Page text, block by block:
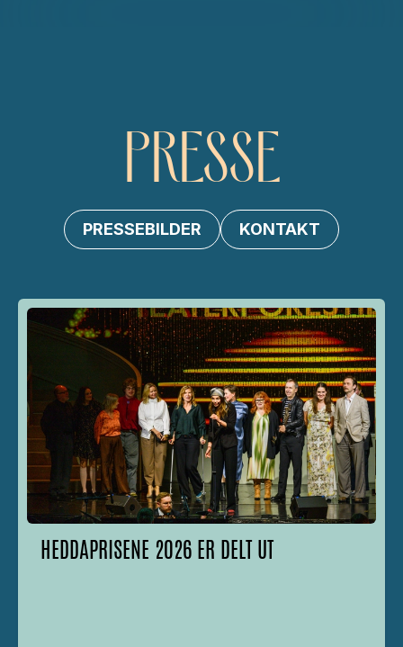
PRESSE
PRESSEBILDER KONTAKT
HEDDAPRISENE 2026 ER DELT UT